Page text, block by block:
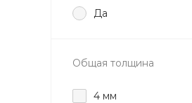
Да
Общая толщина
4 мм